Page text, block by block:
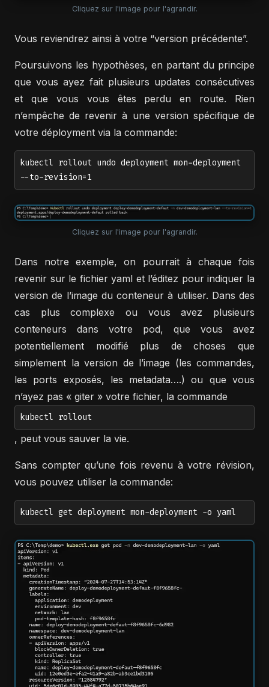
Cliquez sur l'image pour l'agrandir.
Vous reviendrez ainsi à votre “version précédente”.
Poursuivons les hypothèses, en partant du principe
que vous ayez fait plusieurs updates consécutives
et que vous vous êtes perdu en route. Rien
n’empêche de revenir à une version spécifique de
votre déployment via la commande:
kubectl rollout undo deployment mon-deployment
--to-revision=1
Cliquez sur l'image pour l'agrandir.
Dans notre exemple, on pourrait à chaque fois
revenir sur le fichier yaml et l’éditez pour indiquer la
version de l’image du conteneur à utiliser. Dans des
cas plus complexe ou vous avez plusieurs
conteneurs dans votre pod, que vous avez
potentiellement modifié plus de choses que
simplement la version de l’image (les commandes,
les ports exposés, les metadata….) ou que vous
n’ayez pas « giter » votre fichier, la commande
kubectl rollout
, peut vous sauver la vie.
Sans compter qu’une fois revenu à votre révision,
vous pouvez utiliser la commande:
kubectl get deployment mon-deployment -o yaml